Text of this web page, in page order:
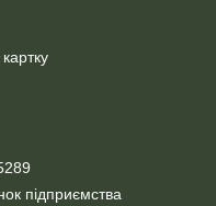
підприємства